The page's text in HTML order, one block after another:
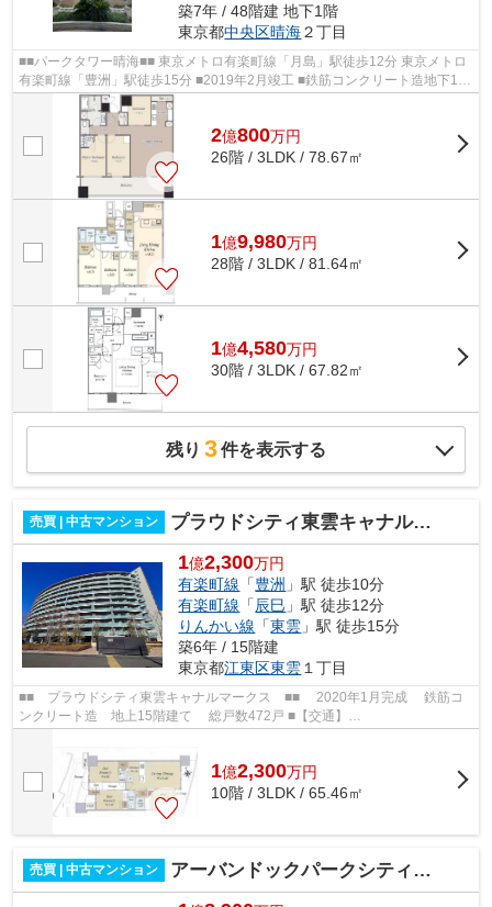
築7年 / 48階建 地下1階
東京都中央区晴海２丁目
■■パークタワー晴海■■ 東京メトロ有楽町線「月島」駅徒歩12分 東京メトロ
有楽町線「豊洲」駅徒歩15分 ■2019年2月竣工 ■鉄筋コンクリート造地下1階
付地上48階建 ■総戸数1076戸 ■エレ...
2億800万円
26階 / 3LDK / 78.67㎡
1億9,980万円
28階 / 3LDK / 81.64㎡
1億4,580万円
30階 / 3LDK / 67.82㎡
残り 3件を表示する
売買 | 中古マンション プラウドシティ東雲キャナルマークス
1億2,300万円
有楽町線 「豊洲 」駅 徒歩10分
有楽町線 「 辰巳 」駅 徒歩12分
りんかい線 「東雲 」駅 徒歩15分
築6年 / 15階建
東京都江東区東雲 １丁目
■■ プラウドシティ東雲キャナルマークス ■■ 2020年1月完成 鉄筋コ
ンクリート造 地上15階建て 総戸数472戸 ■【交通】
1億2,300万円
10階 / 3LDK / 65.46㎡
売買 | 中古マンション アーバンドックパークシティ豊洲 タワーA棟